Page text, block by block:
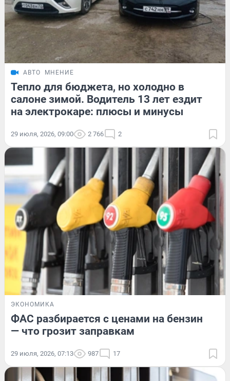
АВТО МНЕНИЕ
Тепло для бюджета, но холодно в
салоне зимой. Водитель 13 лет ездит
на электрокаре: плюсы и минусы
29 июля, 2026, 09:00 2 766 2
ЭКОНОМИКА
ФАС разбирается с ценами на бензин
— что грозит заправкам
29 июля, 2026, 07:13 987 17